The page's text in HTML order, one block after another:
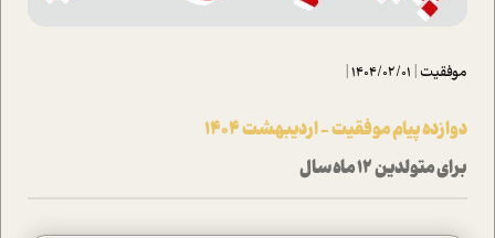
موفقیت|
1404/02/01
|
دوازده پیام موفقیت - اردیبهشت ۱۴۰۴
برای متولدین 12 ماه سال